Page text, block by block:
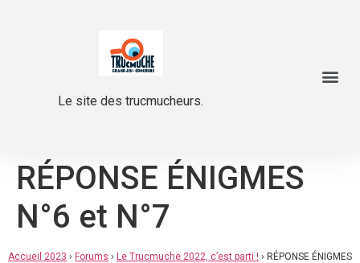
Le site des trucmucheurs.
RÉPONSE ÉNIGMES
N°6 et N°7
Accueil 2023 › Forums › Le Trucmuche 2022, c’est parti ! › RÉPONSE ÉNIGMES